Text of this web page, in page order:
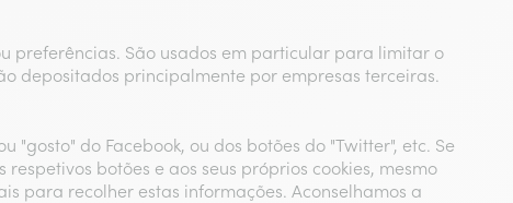
preferências. São usados em particular para limitar o
depositados principalmente por empresas terceiras.
do Facebook, ou dos botões do "Twitter", etc. Se
botões e aos seus próprios cookies, mesmo
para recolher estas informações. Aconselhamos a